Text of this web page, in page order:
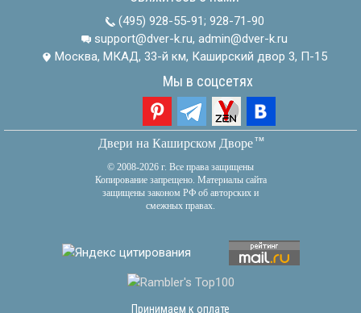
(495) 928-55-91; 928-71-90
support@dver-k.ru, admin@dver-k.ru
Москва, МКАД, 33-й км, Каширский двор 3, П-15
Мы в соцсетях
Двери на Каширском Дворетм
© 2008-2026 г. Все права защищены
Копирование запрещено. Материалы сайта
защищены законом РФ об авторских и
смежных правах.
Принимаем к оплате